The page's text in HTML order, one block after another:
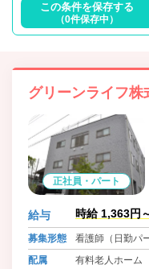
この条件を保存する
（0件保存中）
グリーンライフ
正社員・パート
給与 時給 1,363円
募集形態
看護師（日勤パ
配属
有料老人ホーム